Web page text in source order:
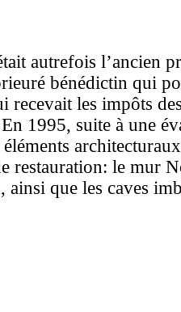
autrefois l’ancien
bénédictin qui
recevait les impôts
1995, suite à une
restauration: le mur
ainsi que les caves